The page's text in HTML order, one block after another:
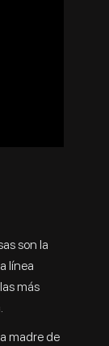
son la
línea
más
madre de